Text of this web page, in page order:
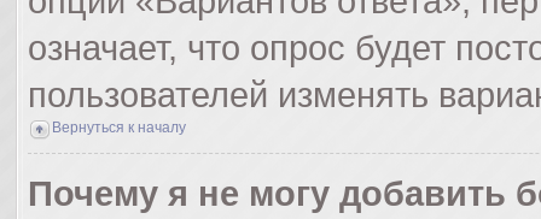
означает, что опрос будет
пользователей изменять
Вернуться к началу
Почему я не могу добавить